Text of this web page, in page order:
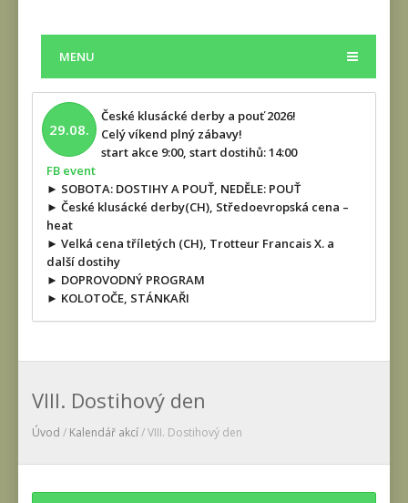
MENU
29.08.
České klusácké derby a pouť 2026!
Celý víkend plný zábavy!
start akce 9:00, start dostihů: 14:00
FB event
► SOBOTA: DOSTIHY A POUŤ, NEDĚLE: POUŤ
► České klusácké derby(CH), Středoevropská cena –
heat
► Velká cena tříletých (CH), Trotteur Francais X. a
další dostihy
► DOPROVODNÝ PROGRAM
► KOLOTOČE, STÁNKAŘI
VIII. Dostihový den
Úvod / Kalendář akcí/ VIII. Dostihový den